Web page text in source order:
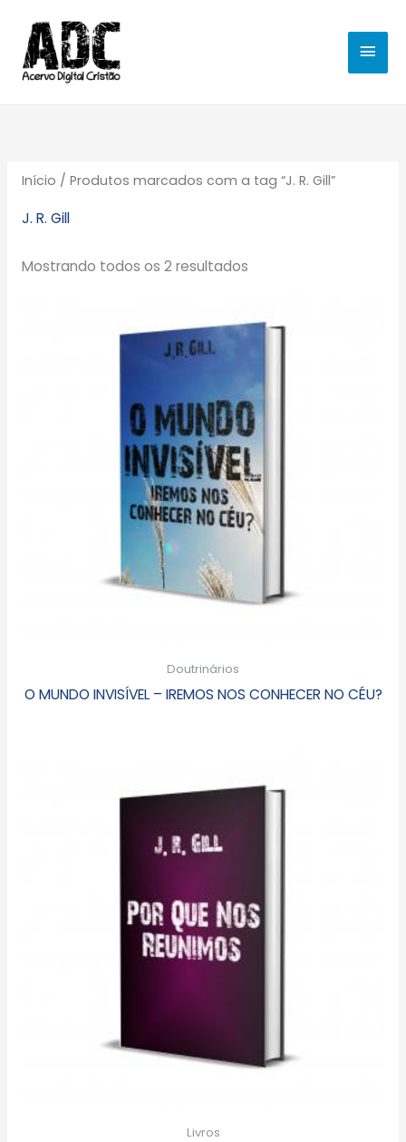
para
conteúdo
Início / Produtos marcados com a tag “J. R. Gill”
J. R. Gill
Mostrando todos os 2 resultados
Doutrinários
O MUNDO INVISÍVEL – IREMOS NOS CONHECER NO CÉU?
Livros